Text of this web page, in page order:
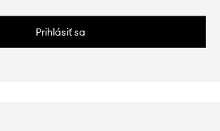
Prihlásiť sa